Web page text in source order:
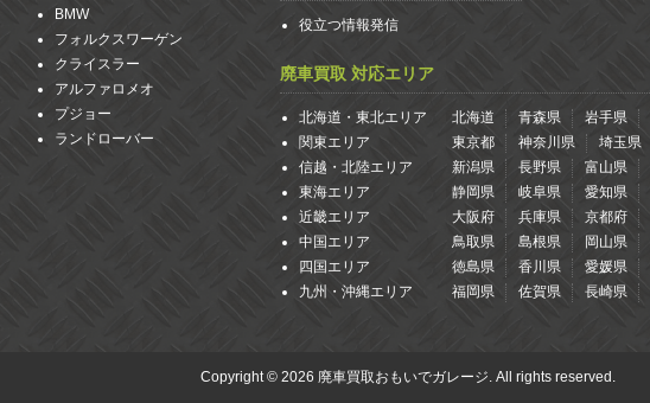
BMW
フォルクスワーゲン
クライスラー
アルファロメオ
プジョー
ランドローバー
役立つ情報発信
廃車買取 対応エリア
北海道・東北エリア 北海道 青森県 岩手県
関東エリア
東京都 神奈川県 埼玉県
信越・北陸エリア
新潟県 長野県 富山県
東海エリア
静岡県 岐阜県 愛知県
近畿エリア
大阪府 兵庫県 京都府
中国エリア
鳥取県 島根県 岡山県
四国エリア
徳島県 香川県 愛媛県
九州・沖縄エリア
福岡県 佐賀県 長崎県
Copyright © 2026 廃車買取おもいでガレージ. All rights reserved.